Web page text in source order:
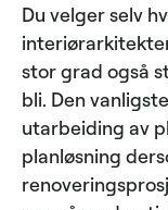
Du velger selv
stor grad også
bli. Den
utarbeiding av
planløsning